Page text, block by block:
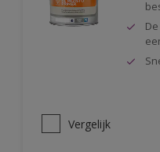
Vergelijk